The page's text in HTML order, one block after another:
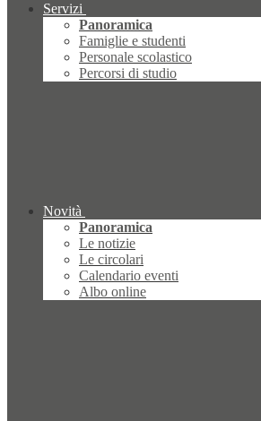
Servizi
Panoramica
Famiglie e studenti
Personale scolastico
Percorsi di studio
Novità
Panoramica
Le notizie
Le circolari
Calendario eventi
Albo online